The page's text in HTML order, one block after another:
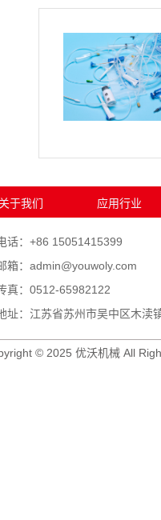
关于我们 应用行业
话：+86 15051415399
箱：admin@youwoly.com
真：0512-65982122
址：江苏省苏州市吴中区木渎
© 2025 优沃机械 All